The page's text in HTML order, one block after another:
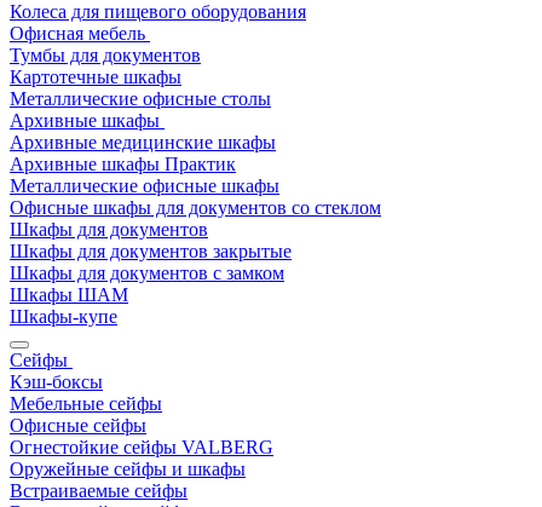
Колеса для пищевого оборудования
Офисная мебель
Тумбы для документов
Картотечные шкафы
Металлические офисные столы
Архивные шкафы
Архивные медицинские шкафы
Архивные шкафы Практик
Металлические офисные шкафы
Офисные шкафы для документов со стеклом
Шкафы для документов
Шкафы для документов закрытые
Шкафы для документов с замком
Шкафы ШАМ
Шкафы-купе
Сейфы
Кэш-боксы
Мебельные сейфы
Офисные сейфы
Огнестойкие сейфы VALBERG
Оружейные сейфы и шкафы
Встраиваемые сейфы